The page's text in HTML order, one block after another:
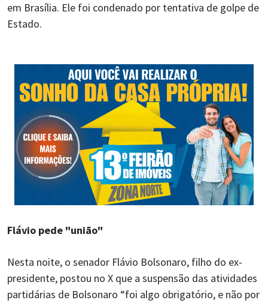
em Brasília. Ele foi condenado por tentativa de golpe de
Estado.
Flávio pede "união"
Nesta noite, o senador Flávio Bolsonaro, filho do ex-
presidente, postou no X que a suspensão das atividades
partidárias de Bolsonaro “foi algo obrigatório, e não por